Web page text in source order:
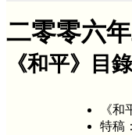
二零零六
《和平》目錄
《和
特稿：